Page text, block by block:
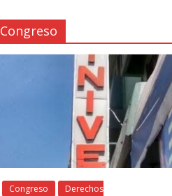
Congreso
Congreso
Derechos